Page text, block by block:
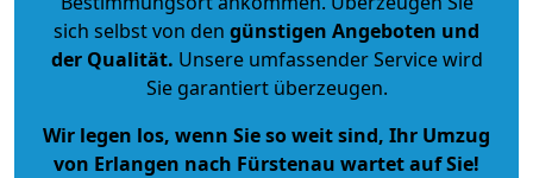
sich selbst von den günstigen Angeboten und
der Qualität. Unsere umfassender Service wird
Sie garantiert überzeugen.
Wir legen los, wenn Sie so weit sind, Ihr Umzug
von Erlangen nach Fürstenau wartet auf Sie!